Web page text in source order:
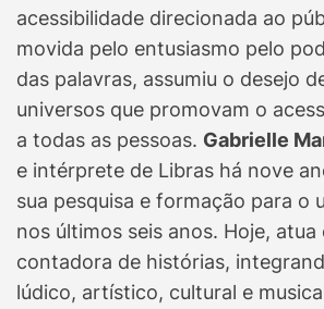
acessibilidade direcionada ao
movida pelo entusiasmo pelo
das palavras, assumiu o desejo
universos que promovam o
a todas as pessoas. Gabrielle
e intérprete de Libras há nove
sua pesquisa e formação para o
nos últimos seis anos. Hoje, atua
contadora de histórias,
lúdico, artístico, cultural e